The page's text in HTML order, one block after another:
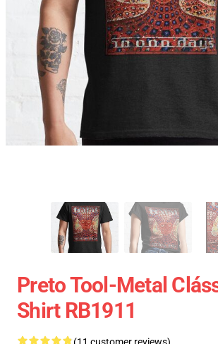
Preto Tool-Metal
Shirt RB1911